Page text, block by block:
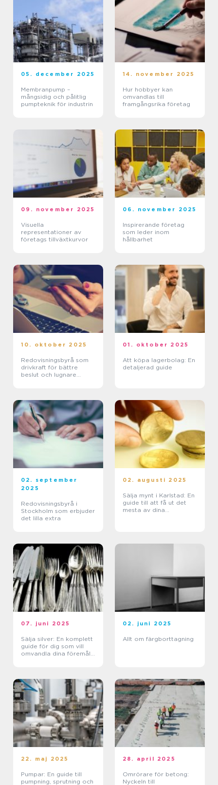
05. december 2025
Membranpump –
mångsidig och pålitlig
pumpteknik för industrin
14. november 2025
Hur hobbyer kan
omvandlas till
framgångsrika företag
09. november 2025
Visuella
representationer av
företags tillväxtkurvor
06. november 2025
Inspirerande företag
som leder inom
hållbarhet
10. oktober 2025
Redovisningsbyrå som
drivkraft för bättre
beslut och lugnare
01. oktober 2025
Att köpa lagerbolag: En
detaljerad guide
02. september
2025
Redovisningsbyrå i
Stockholm som erbjuder
det lilla extra
02. augusti 2025
Sälja mynt i Karlstad: En
guide till att få ut det
mesta av dina
07. juni 2025
Sälja silver: En komplett
guide för dig som vill
omvandla dina föremål
02. juni 2025
Allt om färgborttagning
22. maj 2025
Pumpar: En guide till
pumpning, sprutning och
28. april 2025
Omrörare för betong:
Nyckeln till